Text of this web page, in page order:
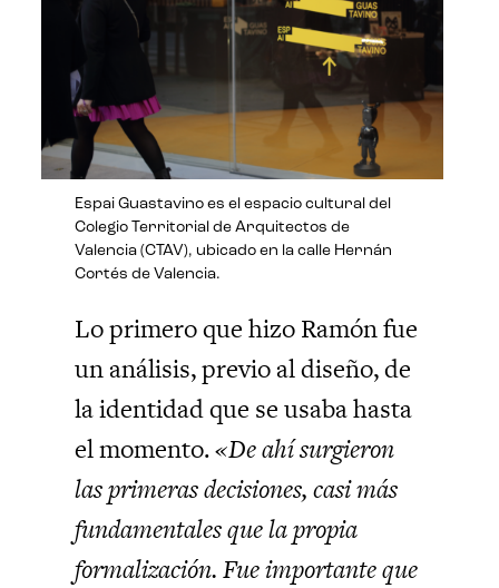
Espai Guastavino es el espacio cultural del
Colegio Territorial de Arquitectos de
Valencia (CTAV), ubicado en la calle Hernán
Cortés de Valencia.
Lo primero que hizo Ramón fue
un análisis, previo al diseño, de
la identidad que se usaba hasta
el momento.«De ahí surgieron
las primeras decisiones, casi más
fundamentales que la propia
formalización. Fue importante que